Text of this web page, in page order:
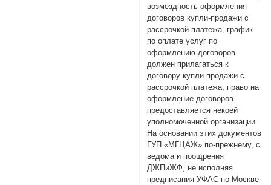
возмездность оформления
договоров купли-продажи с
рассрочкой платежа, график
по оплате услуг по
оформлению договоров
должен прилагаться к
договору купли-продажи с
рассрочкой платежа, право на
оформление договоров
предоставляется некоей
уполномоченной организации.
На основании этих документов
ГУП «МГЦАЖ» по-прежнему, с
ведома и поощрения
ДЖПиЖФ, не исполняя
предписания УФАС по Москве